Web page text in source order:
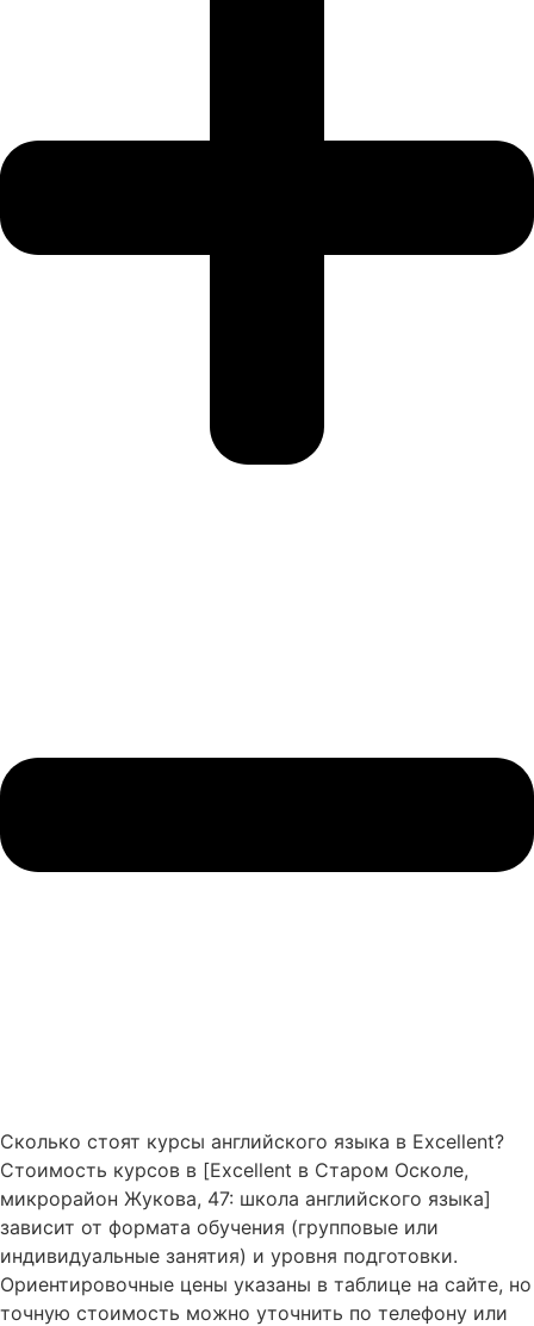
Сколько стоят курсы английского языка в Excellent?
Стоимость курсов в [Excellent в Старом Осколе,
микрорайон Жукова, 47: школа английского языка]
зависит от формата обучения (групповые или
индивидуальные занятия) и уровня подготовки.
Ориентировочные цены указаны в таблице на сайте, но
точную стоимость можно уточнить по телефону или